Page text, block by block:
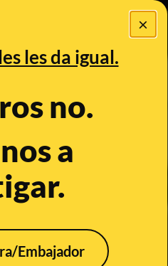
×
les da igual.
no.
a
Embajador
Bulos Ceuta
PREBUNKING